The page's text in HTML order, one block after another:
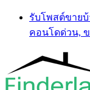
Skip
content
รับโพสต์ขาย
คอนโดด่วน,